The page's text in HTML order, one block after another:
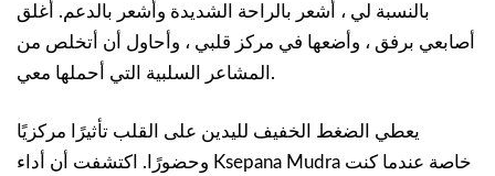
بالنسبة لي ، أشعر بالراحة الشديدة وأشعر بالدعم. أغلق
أصابعي برفق ، وأضعها في مركز قلبي ، وأحاول أن أتخلص من
المشاعر السلبية التي أحملها معي.
يعطي الضغط الخفيف لليدين على القلب تأثيرًا مركزيًا
وحضورًا. اكتشفت أن أداء Ksepana Mudra خاصة عندما كنت